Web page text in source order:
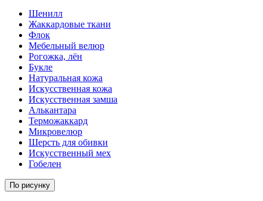
Шенилл
Жаккардовые ткани
Флок
Мебельный велюр
Рогожка, лён
Букле
Натуральная кожа
Искусственная кожа
Искусственная замша
Алькантара
Терможаккард
Микровелюр
Шерсть для обивки
Искусственный мех
Гобелен
По рисунку